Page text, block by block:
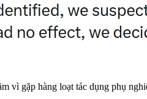
vì gặp hàng loạt tác dụng phụ